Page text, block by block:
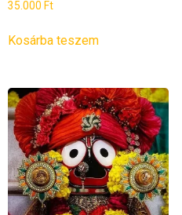
35.000 Ft
Kosárba teszem